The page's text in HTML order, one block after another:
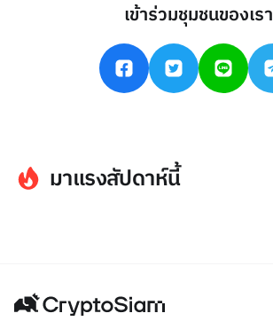
เข้าร่วมชุมชนของเรา
มาแรงสัปดาห์นี้